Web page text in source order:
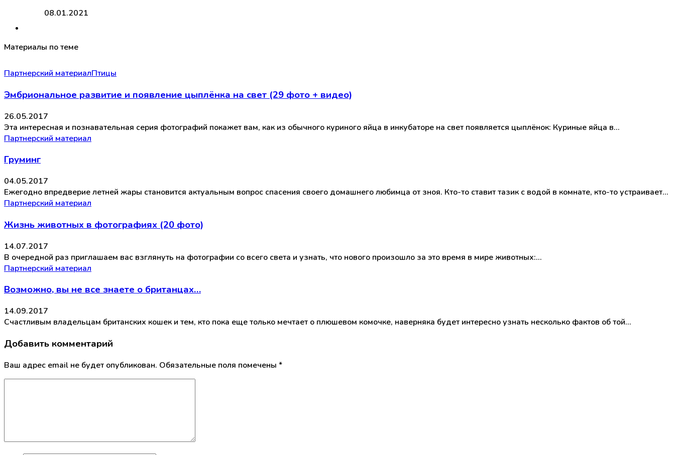
08.01.2021
Материалы по теме
Партнерский материалПтицы
Эмбриональное развитие и появление цыплёнка на свет (29 фото + видео)
26.05.2017
Эта интересная и познавательная серия фотографий покажет вам, как из обычного куриного яйца в инкубаторе на свет появляется цыплёнок: Куриные яйца в…
Партнерский материал
Груминг
04.05.2017
Ежегодно впредверие летней жары становится актуальным вопрос спасения своего домашнего любимца от зноя. Кто-то ставит тазик с водой в комнате, кто-то устраивает…
Партнерский материал
Жизнь животных в фотографиях (20 фото)
14.07.2017
В очередной раз приглашаем вас взглянуть на фотографии со всего света и узнать, что нового произошло за это время в мире животных:…
Партнерский материал
Возможно, вы не все знаете о британцах…
14.09.2017
Счастливым владельцам британских кошек и тем, кто пока еще только мечтает о плюшевом комочке, наверняка будет интересно узнать несколько фактов об той…
Добавить комментарий
Ваш адрес email не будет опубликован. Обязательные поля помечены *